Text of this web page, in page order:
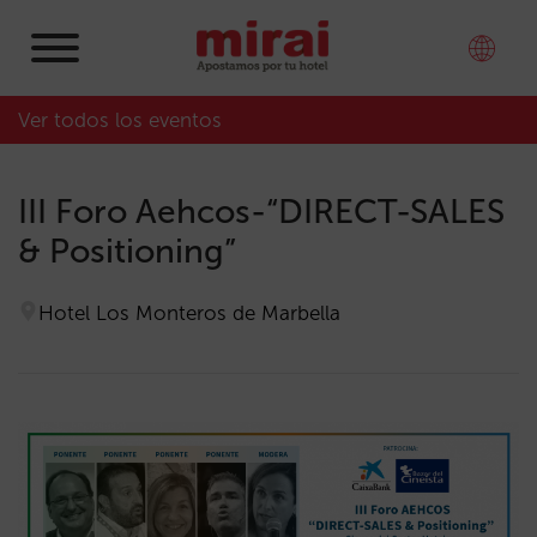
Ver todos los eventos
III Foro Aehcos-“DIRECT-SALES
& Positioning”
Hotel Los Monteros de Marbella